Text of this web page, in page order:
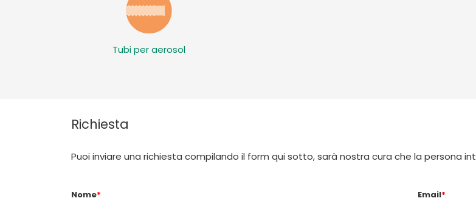
Tubi per aerosol
Richiesta
Puoi inviare una richiesta compilando il form qui sotto, sarà nostra cura che la persona
Nome* Email*